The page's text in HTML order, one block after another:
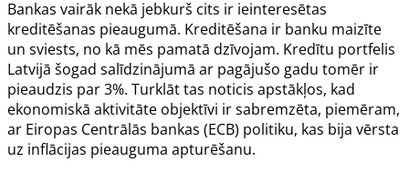
Bankas vairāk nekā jebkurš cits ir ieinteresētas
kreditēšanas pieaugumā. Kreditēšana ir banku maizīte
un sviests, no kā mēs pamatā dzīvojam. Kredītu portfelis
Latvijā šogad salīdzinājumā ar pagājušo gadu tomēr ir
pieaudzis par 3%. Turklāt tas noticis apstākļos, kad
ekonomiskā aktivitāte objektīvi ir sabremzēta, piemēram,
ar Eiropas Centrālās bankas (ECB) politiku, kas bija vērsta
uz inflācijas pieauguma apturēšanu.